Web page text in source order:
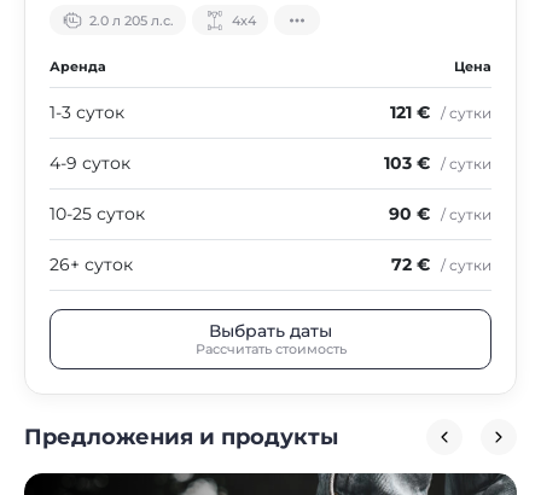
2.0 л 205 л.с. 4х4
Аренда Цена
1-3 суток 121 € / сутки
4-9 суток 103 € / сутки
10-25 суток 90 € / сутки
26+ суток 72 € / сутки
Выбрать даты
Рассчитать стоимость
Предложения и продукты